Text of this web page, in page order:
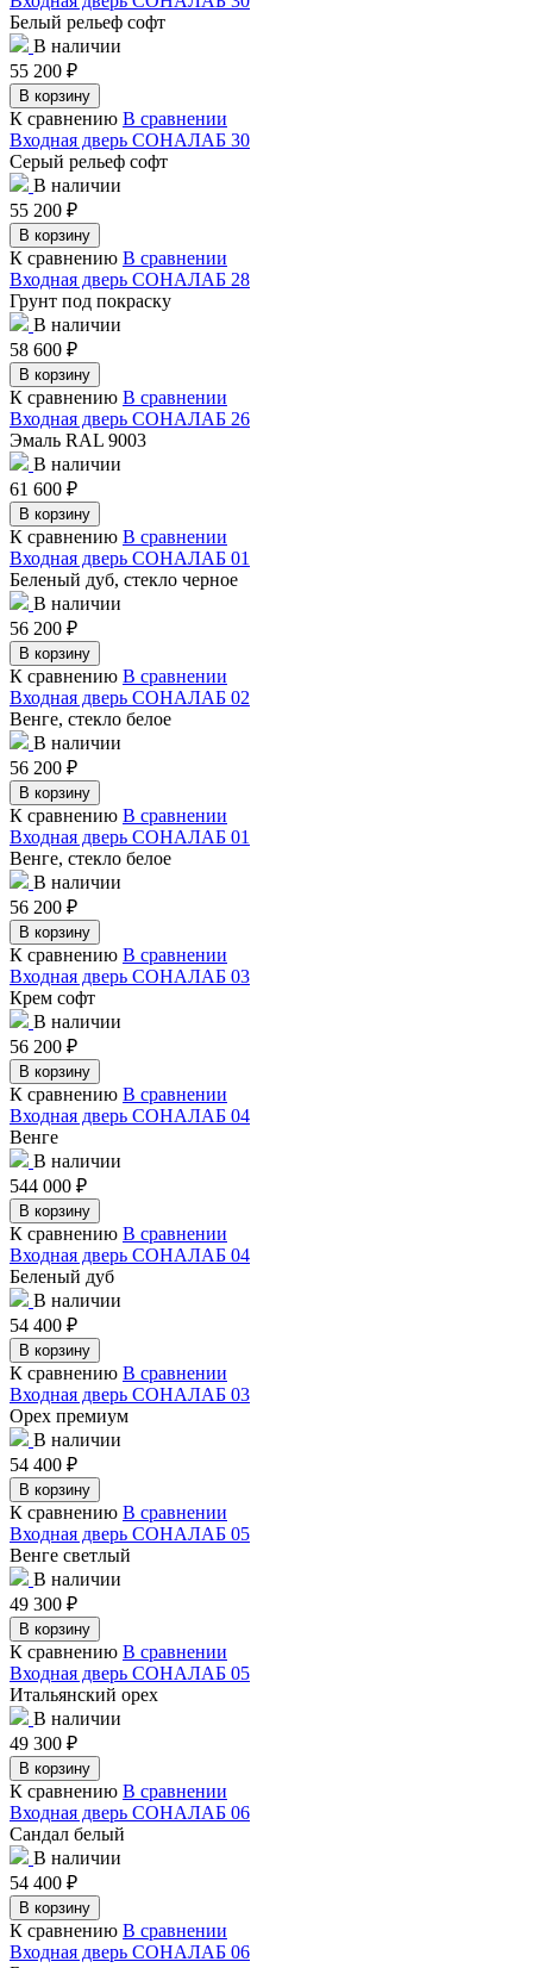
Белый рельеф софт
В наличии
55 200 ₽
В корзину
К сравнению В сравнении
Входная дверь СОНАЛАБ 30
Серый рельеф софт
В наличии
55 200 ₽
В корзину
К сравнению В сравнении
Входная дверь СОНАЛАБ 28
Грунт под покраску
В наличии
58 600 ₽
В корзину
К сравнению В сравнении
Входная дверь СОНАЛАБ 26
Эмаль RAL 9003
В наличии
61 600 ₽
В корзину
К сравнению В сравнении
Входная дверь СОНАЛАБ 01
Беленый дуб, стекло черное
В наличии
56 200 ₽
В корзину
К сравнению В сравнении
Входная дверь СОНАЛАБ 02
Венге, стекло белое
В наличии
56 200 ₽
В корзину
К сравнению В сравнении
Входная дверь СОНАЛАБ 01
Венге, стекло белое
В наличии
56 200 ₽
В корзину
К сравнению В сравнении
Входная дверь СОНАЛАБ 03
Крем софт
В наличии
56 200 ₽
В корзину
К сравнению В сравнении
Входная дверь СОНАЛАБ 04
Венге
В наличии
544 000 ₽
В корзину
К сравнению В сравнении
Входная дверь СОНАЛАБ 04
Беленый дуб
В наличии
54 400 ₽
В корзину
К сравнению В сравнении
Входная дверь СОНАЛАБ 03
Орех премиум
В наличии
54 400 ₽
В корзину
К сравнению В сравнении
Входная дверь СОНАЛАБ 05
Венге светлый
В наличии
49 300 ₽
В корзину
К сравнению В сравнении
Входная дверь СОНАЛАБ 05
Итальянский орех
В наличии
49 300 ₽
В корзину
К сравнению В сравнении
Входная дверь СОНАЛАБ 06
Сандал белый
В наличии
54 400 ₽
В корзину
К сравнению В сравнении
Входная дверь СОНАЛАБ 06